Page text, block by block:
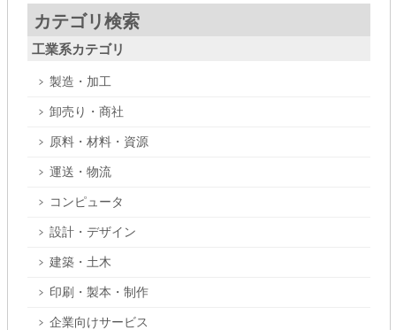
カテゴリ検索
工業系カテゴリ
製造・加工
卸売り・商社
原料・材料・資源
運送・物流
コンピュータ
設計・デザイン
建築・土木
印刷・製本・制作
企業向けサービス